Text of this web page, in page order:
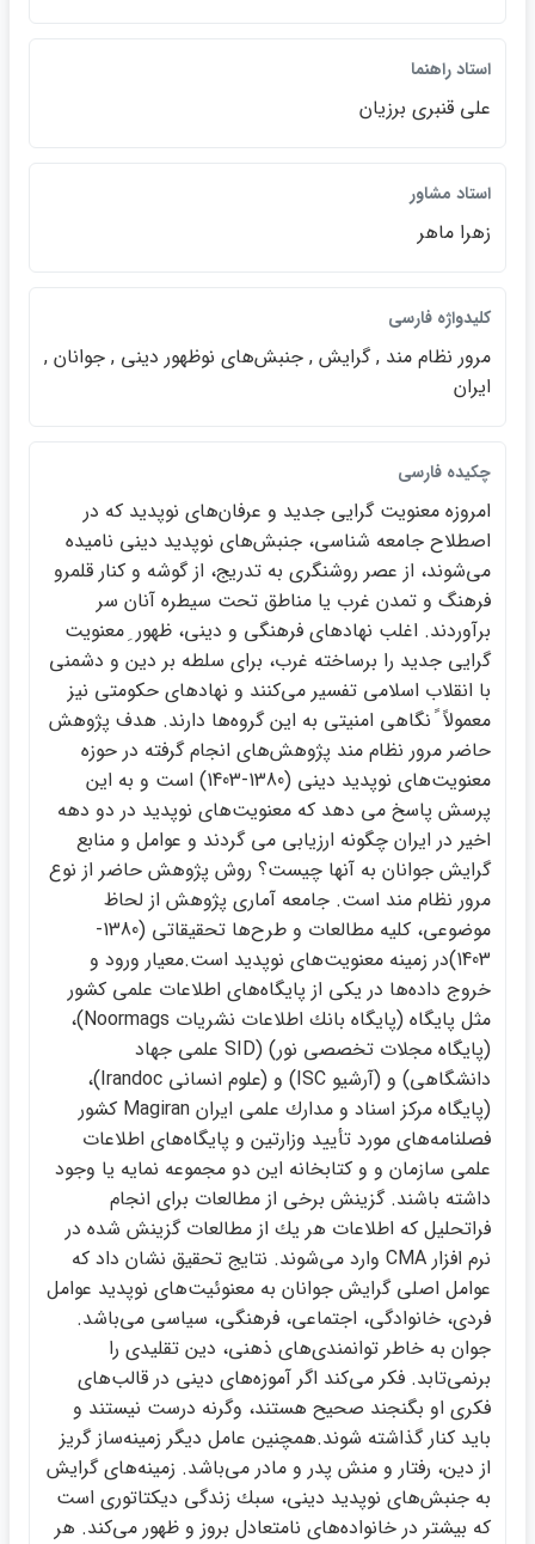
استاد راهنما
علي قنبري برزيان
استاد مشاور
زهرا ماهر
كليدواژه فارسي
مرور نظام مند , گرايش , جنبش‌هاي نوظهور ديني , جوانان ,
ايران
چكيده فارسي
امروزه معنويت گرايي جديد و عرفان‌هاي نوپديد كه در
اصطلاح جامعه شناسي، جنبش‌هاي نوپديد ديني ناميده
مي‌شوند، از عصر روشنگري به تدريج، از گوشه و كنار قلمرو
فرهنگ و تمدن غرب يا مناطق تحت سيطره آنان سر
برآوردند. اغلب نهادهاي فرهنگي و ديني، ظهور ِ معنويت
گرايي جديد را برساخته غرب، براي سلطه بر دين و دشمني
با انقلاب اسلامي تفسير مي‌كنند و نهادهاي حكومتي نيز
معمولاً ً نگاهي امنيتي به اين گروه‌ها دارند. هدف پژوهش
حاضر مرور نظام‌ مند پژوهش‌هاي انجام گرفته در حوزه
معنويت‌هاي نوپديد ديني (1380-1403) است و به اين
پرسش پاسخ مي دهد كه معنويت‌هاي نوپديد در دو دهه
اخير در ايران چگونه ارزيابي مي گردند و عوامل و منابع
گرايش جوانان به آنها چيست؟ روش پژوهش حاضر از نوع
مرور نظام مند است. جامعه آماري پژوهش از لحاظ
موضوعي، كليه مطالعات و طرح‌ها تحقيقاتي (1380-
1403)در زمينه معنويت‌هاي نوپديد است.معيار ورود و
خروج داده‌ها در يكي از پايگاه‌هاي اطلاعات علمي كشور
مثل پايگاه (پايگاه بانك اطلاعات نشريات Noormags)،
(پايگاه مجلات تخصصي نور) (SID علمي جهاد
دانشگاهي) و (آرشيو ISC) و (علوم انساني Irandoc)،
(پايگاه مركز اسناد و مدارك علمي ايران Magiran كشور
فصلنامه‌هاي مورد تأييد وزارتين و پايگاه‌هاي اطلاعات
علمي سازمان و و كتابخانه اين دو مجموعه نمايه يا وجود
داشته باشند. گزينش برخي از مطالعات براي انجام
فراتحليل كه اطلاعات هر يك از مطالعات گزينش شده در
نرم افزار CMA وارد مي‌شوند. نتايج تحقيق نشان داد كه
عوامل اصلي گرايش جوانان به معنوئيت‌هاي نوپديد عوامل
فردي، خانوادگي، اجتماعي، فرهنگي، سياسي مي‌باشد.
جوان به خاطر توانمندي‌هاي ذهني، دين تقليدي را
برنمي‌تابد. فكر مي‌كند اگر آموزه‌هاي ديني در قالب‌هاي
فكري او بگنجند صحيح هستند، وگرنه درست نيستند و
بايد كنار گذاشته شوند.همچنين عامل ديگر زمينه‌ساز گريز
از دين، رفتار و منش پدر و مادر مي‌باشد. زمينه‌هاي گرايش
به جنبش‌هاي نوپديد ديني، سبك زندگي ديكتاتوري است
كه بيشتر در خانواده‌هاي نامتعادل بروز و ظهور مي‌كند. هر